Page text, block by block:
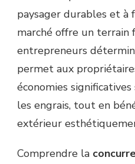
paysager durables et à
marché offre un
entrepreneurs
permet aux
économies
les engrais, tout en
extérieur
Comprendre la